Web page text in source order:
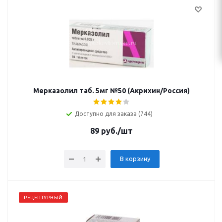
Мерказолил таб. 5мг №50 (Акрихин/Россия)
Доступно для заказа (744)
89 руб./шт
В корзину
РЕЦЕПТУРНЫЙ